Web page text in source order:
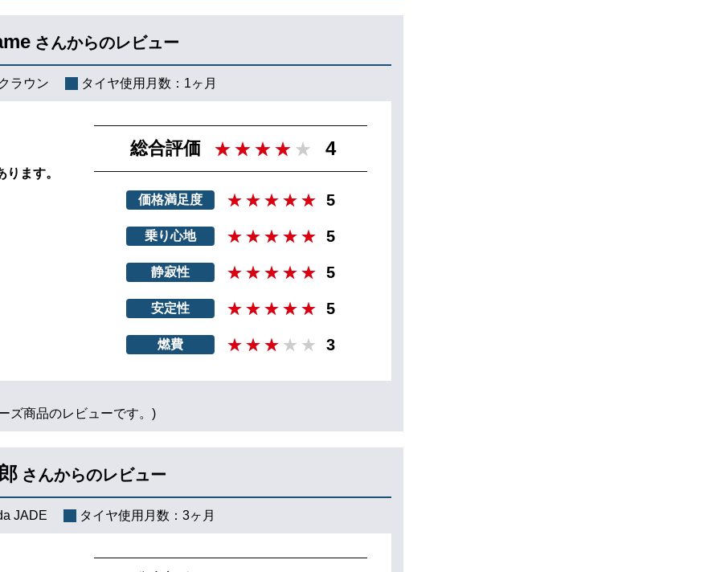
さんからのレビュー
ラウン タイヤ使用月数： 1ヶ月
ます。
総合評価 4
価格満足度 5
乗り心地 5
静寂性 5
安定性 5
燃費 3
ズ商品のレビューです。)
さんからのレビュー
JADE タイヤ使用月数： 3ヶ月